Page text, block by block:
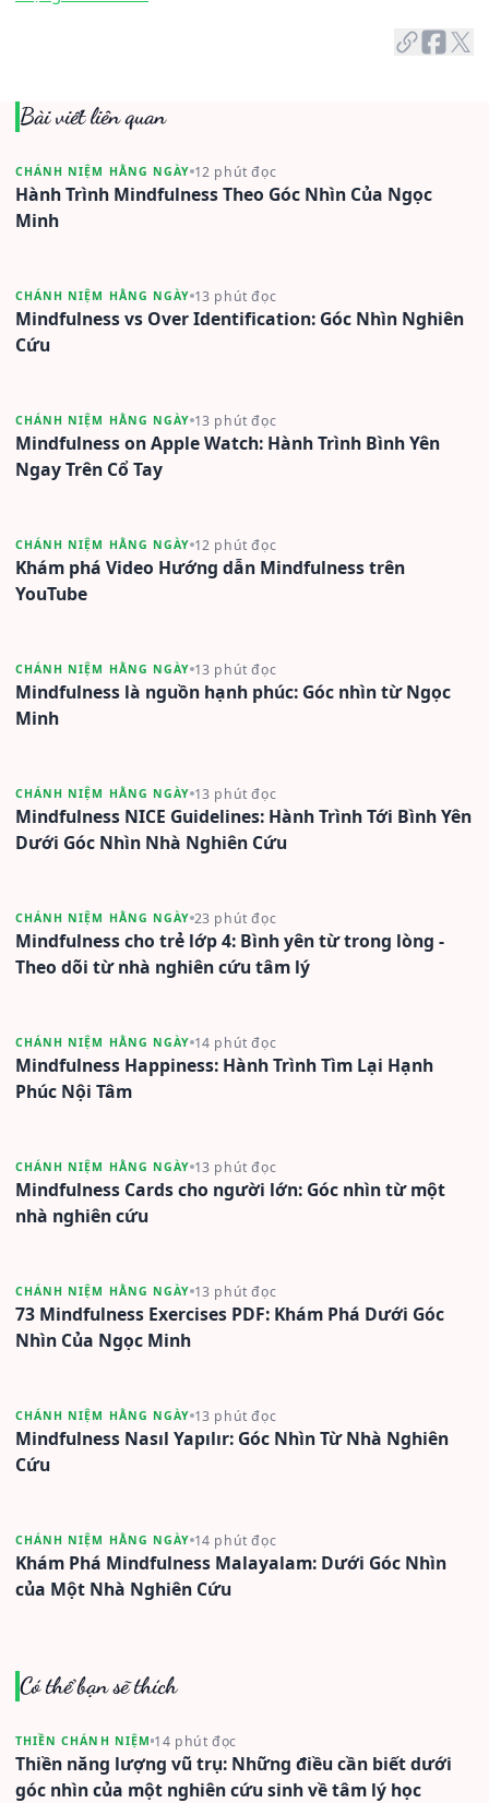
Bài viết liên quan
CHÁNH NIỆM HẰNG NGÀY 12 phút đọc
Hành Trình Mindfulness Theo Góc Nhìn Của Ngọc
Minh
CHÁNH NIỆM HẰNG NGÀY 13 phút đọc
Mindfulness vs Over Identification: Góc Nhìn Nghiên
Cứu
CHÁNH NIỆM HẰNG NGÀY 13 phút đọc
Mindfulness on Apple Watch: Hành Trình Bình Yên
Ngay Trên Cổ Tay
CHÁNH NIỆM HẰNG NGÀY 12 phút đọc
Khám phá Video Hướng dẫn Mindfulness trên
YouTube
CHÁNH NIỆM HẰNG NGÀY 13 phút đọc
Mindfulness là nguồn hạnh phúc: Góc nhìn từ Ngọc
Minh
CHÁNH NIỆM HẰNG NGÀY 13 phút đọc
Mindfulness NICE Guidelines: Hành Trình Tới Bình Yên
Dưới Góc Nhìn Nhà Nghiên Cứu
CHÁNH NIỆM HẰNG NGÀY 23 phút đọc
Mindfulness cho trẻ lớp 4: Bình yên từ trong lòng -
Theo dõi từ nhà nghiên cứu tâm lý
CHÁNH NIỆM HẰNG NGÀY 14 phút đọc
Mindfulness Happiness: Hành Trình Tìm Lại Hạnh
Phúc Nội Tâm
CHÁNH NIỆM HẰNG NGÀY 13 phút đọc
Mindfulness Cards cho người lớn: Góc nhìn từ một
nhà nghiên cứu
CHÁNH NIỆM HẰNG NGÀY 13 phút đọc
73 Mindfulness Exercises PDF: Khám Phá Dưới Góc
Nhìn Của Ngọc Minh
CHÁNH NIỆM HẰNG NGÀY 13 phút đọc
Mindfulness Nasıl Yapılır: Góc Nhìn Từ Nhà Nghiên
Cứu
CHÁNH NIỆM HẰNG NGÀY 14 phút đọc
Khám Phá Mindfulness Malayalam: Dưới Góc Nhìn
của Một Nhà Nghiên Cứu
Có thể bạn sẽ thích
THIỀN CHÁNH NIỆM 14 phút đọc
Thiền năng lượng vũ trụ: Những điều cần biết dưới
góc nhìn của một nghiên cứu sinh về tâm lý học